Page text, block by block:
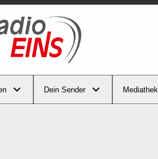
Dein Sender Mediathek